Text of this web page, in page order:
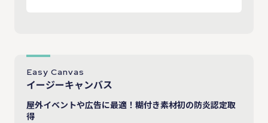
Easy Canvas
イージーキャンバス
屋外イベントや広告に最適！糊付き素材初の防炎認定取
得